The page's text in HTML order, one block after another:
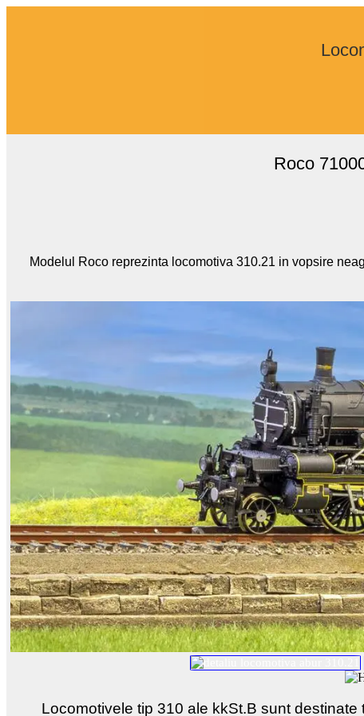
Roco
Modelul Roco reprezinta locomotiva 310.21 in vopsire
Locomotivele tip 310 ale kkSt.B sunt